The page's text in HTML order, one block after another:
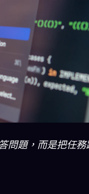
問題，而是把任務